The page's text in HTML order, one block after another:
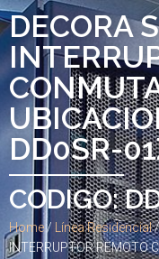
DECORA
DD0SR-
CODIGO:
Home / Línea Residencial
INTERRUPTOR REMOTO